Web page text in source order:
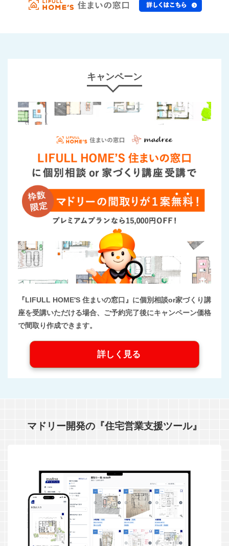
キャンペーン
『LIFULL HOME'S 住まいの窓口』に個別相談or家づくり講
座を受講いただける場合、ご予約完了後にキャンペーン価格
で間取り作成できます。
詳しく見る
マドリー開発の『住宅営業支援ツール』